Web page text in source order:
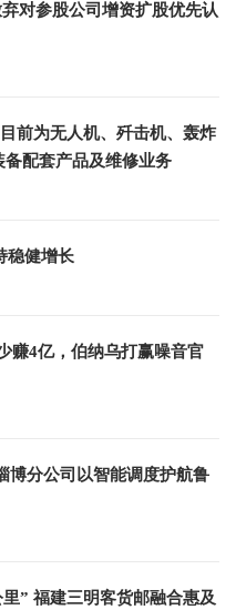
对参股公司增资扩股优先认
前为无人机、歼击机、轰炸
配套产品及维修业务
稳健增长
赚4亿，伯纳乌打赢噪音官
博分公司以智能调度护航鲁
” 福建三明客货邮融合惠及